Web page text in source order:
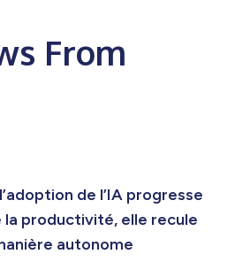
From
de l’IA progresse
la productivité, elle recule
autonome